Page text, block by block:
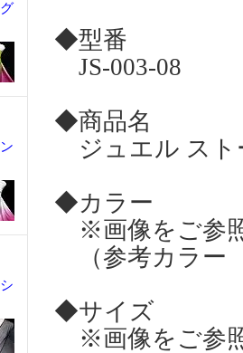
◆型番
JS-003-08
◆商品名
ジュエル スト
◆カラー
※画像をご参
（参考カラー
◆サイズ
※画像をご参